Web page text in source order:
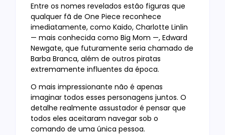
Entre os nomes revelados estão figuras que
qualquer fã de One Piece reconhece
imediatamente, como Kaido, Charlotte Linlin
— mais conhecida como Big Mom —, Edward
Newgate, que futuramente seria chamado de
Barba Branca, além de outros piratas
extremamente influentes da época.
O mais impressionante não é apenas
imaginar todos esses personagens juntos. O
detalhe realmente assustador é pensar que
todos eles aceitaram navegar sob o
comando de uma única pessoa.